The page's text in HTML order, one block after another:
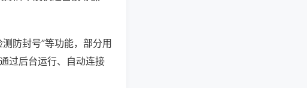
防封号”等功能，部分用
过后台运行、自动连接